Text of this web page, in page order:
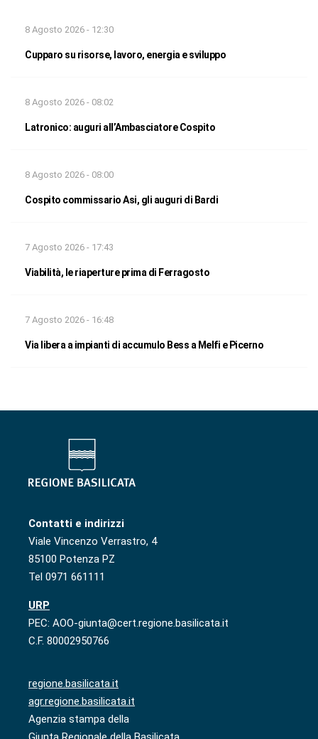
8 Agosto 2026 - 12:30
Cupparo su risorse, lavoro, energia e sviluppo
8 Agosto 2026 - 08:02
Latronico: auguri all’Ambasciatore Cospito
8 Agosto 2026 - 08:00
Cospito commissario Asi, gli auguri di Bardi
7 Agosto 2026 - 17:43
Viabilità, le riaperture prima di Ferragosto
7 Agosto 2026 - 16:48
Via libera a impianti di accumulo Bess a Melfi e Picerno
Contatti e indirizzi
Viale Vincenzo Verrastro, 4
85100 Potenza PZ
Tel 0971 661111
URP
PEC: AOO-giunta@cert.regione.basilicata.it
C.F. 80002950766
regione.basilicata.it
agr.regione.basilicata.it
Agenzia stampa della